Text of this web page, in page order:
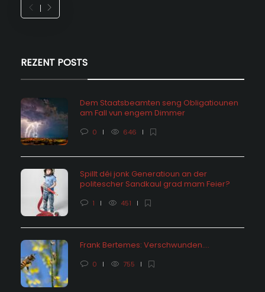
REZENT POSTS
Dem Staatsbeamten seng Obligatiounen
am Fall vun engem Dimmer
0 646
Spillt déi jonk Generatioun an der
politescher Sandkaul grad mam Feier?
1 451
Frank Bertemes: Verschwunden….
0 755